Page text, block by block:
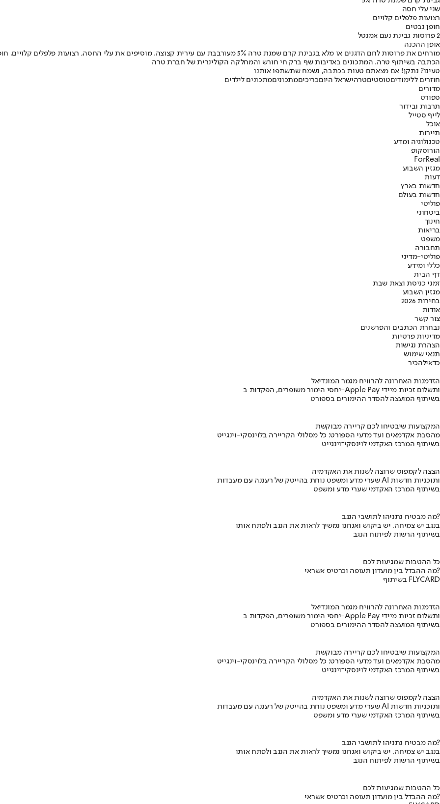
שני עלי חסה
רצועות פלפלים קלויים
חופן נבטים
2 פרוסות גבינת נעם אמנטל
אופן ההכנה
מורחים את פרוסות לחם הדגנים או מלא בגבינת קרם שמנת טרה 5% מעורבבת עם עירית קצוצה. מוסיפים את עלי החסה, רצועות פלפלים קלויים, חופן נבטי אלפלפא ושתי פרוסות גבינת אמנטל נעם. בתאבון!
הכתבה בשיתוף טרה. המתכונים באדיבות שף ברק חי חורש והמחלקה הקולינרית של חברת טרה
טעינו? נתקן! אם מצאתם טעות בכתבה, נשמח שתשתפו אותנו
חוזרים ללימודיםטוסטיםטרהישראל היוםכריכיםמתכוניםמתכונים לילדים
מדורים
ספורט
תרבות ובידור
לייף סטייל
אוכל
תיירות
טכנולוגיה ומדע
הורוסקופ
ForReal
מגזין השבוע
דעות
חדשות בארץ
חדשות בעולם
פוליטי
ביטחוני
חינוך
בריאות
משפט
תחבורה
פוליטי-מדיני
כללי ומידע
דף הבית
זמני כניסת וצאת שבת
מגזין השבוע
בחירות 2026
אודות
צור קשר
נבחרת הכתבים והפרשנים
מדיניות פרטיות
הצהרת נגישות
תנאי שימוש
כדאילהכיר
הזדמנות האחרונה להרוויח מגמר המונדיאל
יחסי הימור משופרים, הפקדות ב-Apple Pay ותשלום זכיות מיידי
בשיתוף המועצה להסדר ההימורים בספורט
המקצועות שיבטיחו לכם קריירה מבוקשת
מהסבת אקדמאים ועד מדעי הספורט: כל מסלולי הקריירה בלוינסקי-וינגייט
בשיתוף המרכז האקדמי לוינסקי־וינגייט
הצצה לקמפוס שרוצה לשנות את האקדמיה
שערי מדע ומשפט נוחת בהייטק של רעננה עם מעבדות AI ותוכניות חדשות
בשיתוף המרכז האקדמי שערי מדע ומשפט
מה מבטיח נתניהו לתושבי הנגב?
בנגב יש צמיחה, יש ביקוש ואנחנו נמשיך לראות את הנגב ולפתח אותו
בשיתוף הרשות לפיתוח הנגב
כל ההטבות שמגיעות לכם
מה ההבדל בין מועדון תעופה וכרטיס אשראי?
בשיתוף FLYCARD
הזדמנות האחרונה להרוויח מגמר המונדיאל
יחסי הימור משופרים, הפקדות ב-Apple Pay ותשלום זכיות מיידי
בשיתוף המועצה להסדר ההימורים בספורט
המקצועות שיבטיחו לכם קריירה מבוקשת
מהסבת אקדמאים ועד מדעי הספורט: כל מסלולי הקריירה בלוינסקי-וינגייט
בשיתוף המרכז האקדמי לוינסקי־וינגייט
הצצה לקמפוס שרוצה לשנות את האקדמיה
שערי מדע ומשפט נוחת בהייטק של רעננה עם מעבדות AI ותוכניות חדשות
בשיתוף המרכז האקדמי שערי מדע ומשפט
מה מבטיח נתניהו לתושבי הנגב?
בנגב יש צמיחה, יש ביקוש ואנחנו נמשיך לראות את הנגב ולפתח אותו
בשיתוף הרשות לפיתוח הנגב
כל ההטבות שמגיעות לכם
מה ההבדל בין מועדון תעופה וכרטיס אשראי?